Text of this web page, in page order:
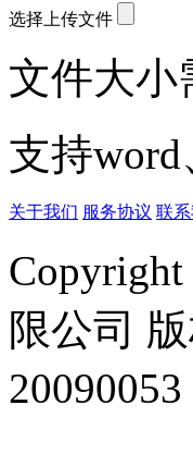
选择上传文件
文件大小
支持
关于我们 服务协议 联
限公司
20090053